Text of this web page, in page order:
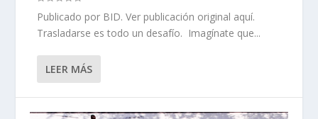
Publicado por BID. Ver publicación original aquí.
Trasladarse es todo un desafío. Imagínate que...
LEER MÁS